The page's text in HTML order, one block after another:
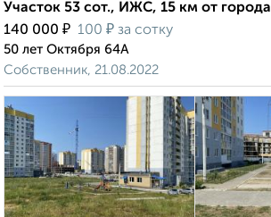
Участок 53 сот., ИЖС, 15 км от города
140 000 ₽ 100 ₽ за сотку
50 лет Октября 64А
Собственник, 21.08.2022